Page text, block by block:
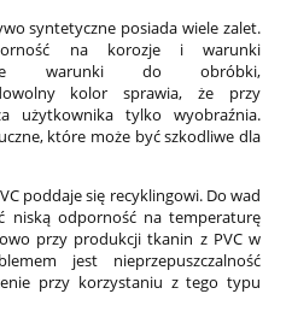
syntetyczne posiada wiele zalet.
na korozje i warunki
warunki do obróbki,
kolor sprawia, że przy
użytkownika tylko wyobraźnia.
które może być szkodliwe dla
poddaje się recyklingowi. Do wad
niską odporność na temperaturę
przy produkcji tkanin z PVC w
jest nieprzepuszczalność
przy korzystaniu z tego typu